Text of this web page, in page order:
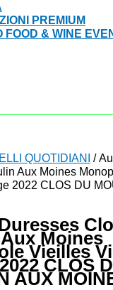
PREMIUM
FOOD & WINE
QUOTIDIANI
/
Aux Moines
2022 CLOS DU
Moines
Vieilles
CLOS
AUX